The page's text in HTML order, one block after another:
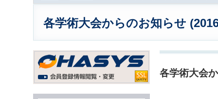
各学術大会からのお知らせ
各学術大会